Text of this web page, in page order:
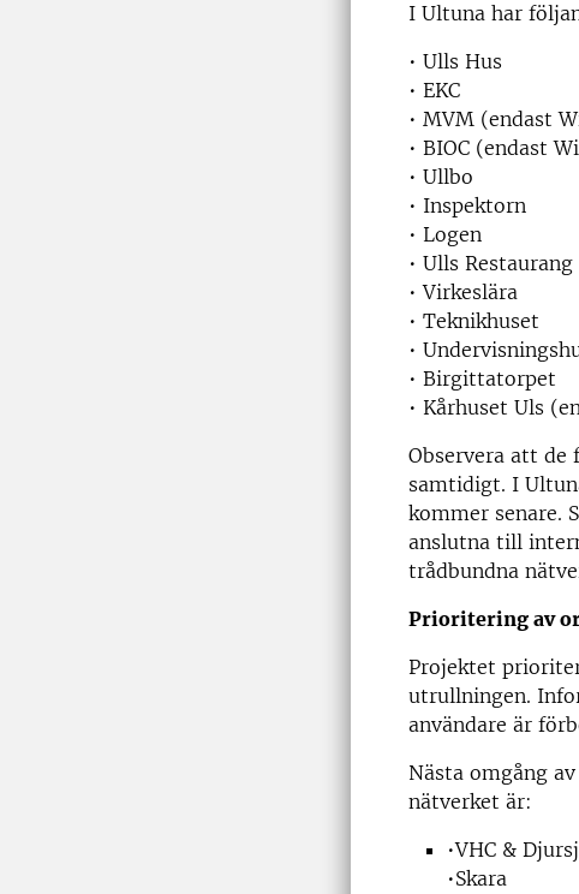
I Ultuna har
• Ulls Hus
• EKC
• MVM (endast
• BIOC (endast
• Ullbo
• Inspektorn
• Logen
• Ulls Restaurang
• Virkeslära
• Teknikhuset
•
• Birgittatorpet
• Kårhuset Uls
Observera att
samtidigt. I
kommer senare.
anslutna till
trådbundna
Prioritering av
Projektet
utrullningen.
användare är
Nästa omgång
nätverket är:
•VHC &
•Skara